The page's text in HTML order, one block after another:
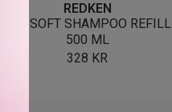
REDKEN
ALL SOFT SHAMPOO REFILL
500 ML
328 KR